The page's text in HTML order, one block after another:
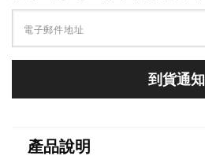
到貨通知
產品說明